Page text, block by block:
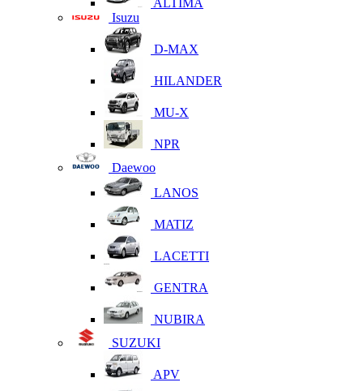
ALTIMA
Isuzu
D-MAX
HILANDER
MU-X
NPR
Daewoo
LANOS
MATIZ
LACETTI
GENTRA
NUBIRA
SUZUKI
APV